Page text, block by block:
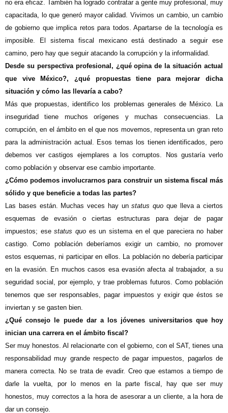
no era eficaz. También ha logrado contratar a gente muy profesional, muy
capacitada, lo que generó mayor calidad. Vivimos un cambio, un cambio
de gobierno que implica retos para todos. Apartarse de la tecnología es
imposible. El sistema fiscal mexicano está destinado a seguir ese
camino, pero hay que seguir atacando la corrupción y la informalidad.
Desde su perspectiva profesional, ¿qué opina de la situación actual
que vive México?, ¿qué propuestas tiene para mejorar dicha
situación y cómo las llevaría a cabo?
Más que propuestas, identifico los problemas generales de México. La
inseguridad tiene muchos orígenes y muchas consecuencias. La
corrupción, en el ámbito en el que nos movemos, representa un gran reto
para la administración actual. Esos temas los tienen identificados, pero
debemos ver castigos ejemplares a los corruptos. Nos gustaría verlo
como población y observar ese cambio importante.
¿Cómo podemos involucrarnos para construir un sistema fiscal más
sólido y que beneficie a todas las partes?
Las bases están. Muchas veces hay unstatus quo que lleva a ciertos
esquemas de evasión o ciertas estructuras para dejar de pagar
impuestos; esestatus quo es un sistema en el que pareciera no haber
castigo. Como población deberíamos exigir un cambio, no promover
estos esquemas, ni participar en ellos. La población no debería participar
en la evasión. En muchos casos esa evasión afecta al trabajador, a su
seguridad social, por ejemplo, y trae problemas futuros. Como población
tenemos que ser responsables, pagar impuestos y exigir que éstos se
inviertan y se gasten bien.
¿Qué consejo le puede dar a los jóvenes universitarios que hoy
inician una carrera en el ámbito fiscal?
Ser muy honestos. Al relacionarte con el gobierno, con el SAT, tienes una
responsabilidad muy grande respecto de pagar impuestos, pagarlos de
manera correcta. No se trata de evadir. Creo que estamos a tiempo de
darle la vuelta, por lo menos en la parte fiscal, hay que ser muy
honestos, muy correctos a la hora de asesorar a un cliente, a la hora de
dar un consejo.